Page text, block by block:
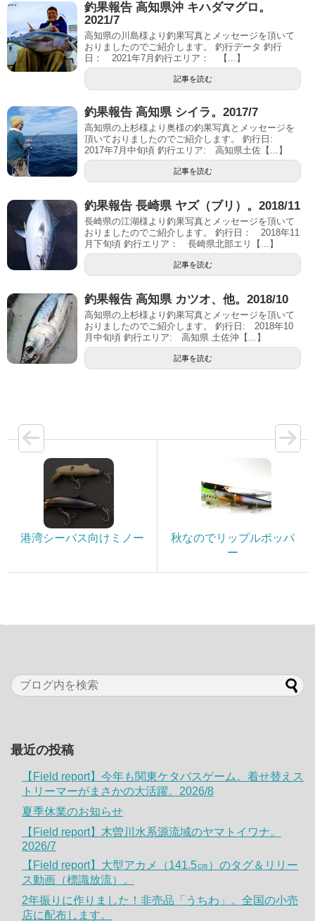
釣果報告 高知県沖 キハダマグロ。
2021/7
高知県の川島様より釣果写真とメッセージを頂いて
おりましたのでご紹介します。 釣行データ 釣行
日： 2021年7月釣行エリア： 【...】
記事を読む
釣果報告 高知県 シイラ。2017/7
高知県の上杉様より奥様の釣果写真とメッセージを
頂いておりましたのでご紹介します。 釣行日:
2017年7月中旬頃 釣行エリア: 高知県土佐【...】
記事を読む
釣果報告 長崎県 ヤズ（ブリ）。2018/11
長崎県の江湖様より釣果写真とメッセージを頂いて
おりましたのでご紹介します。 釣行日： 2018年11
月下旬頃 釣行エリア： 長崎県北部エリ【...】
記事を読む
釣果報告 高知県 カツオ、他。2018/10
高知県の上杉様より釣果写真とメッセージを頂いて
おりましたのでご紹介します。 釣行日: 2018年10
月中旬頃 釣行エリア: 高知県 土佐沖【...】
記事を読む
港湾シーバス向けミノー
秋なのでリップルポッパ
ー
最近の投稿
【Field report】今年も関東ケタバスゲーム。着せ替えス
トリーマーがまさかの大活躍。2026/8
夏季休業のお知らせ
【Field report】木曽川水系源流域のヤマトイワナ。
2026/7
【Field report】大型アカメ（141.5㎝）のタグ＆リリー
ス動画（標識放流）。
2年振りに作りました！非売品「うちわ」。全国の小売
店に配布します。